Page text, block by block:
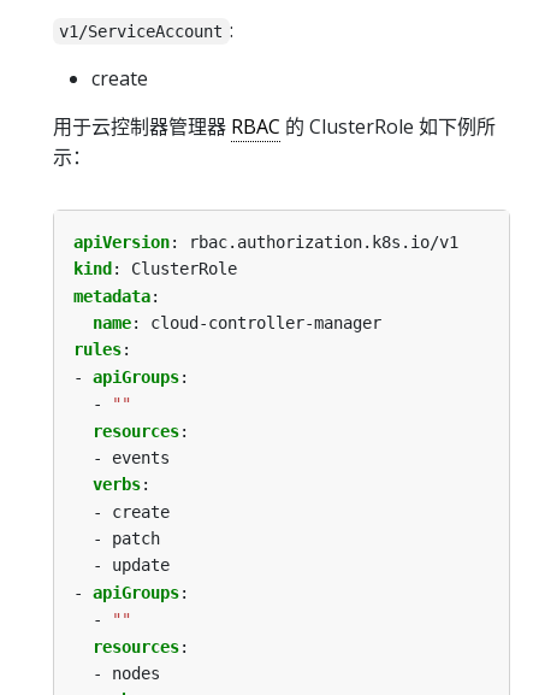
v1/ServiceAccount :
create
用于云控制器管理器 RBAC 的 ClusterRole 如下例所
示：
apiVersion:
rbac.authorization.k8s.io/v1
kind :
ClusterRole
metadata:
name:
cloud-controller-manager
rules:
- apiGroups:
-
""
resources:
- events
verbs:
- create
- patch
- update
- apiGroups:
-
""
resources:
- nodes